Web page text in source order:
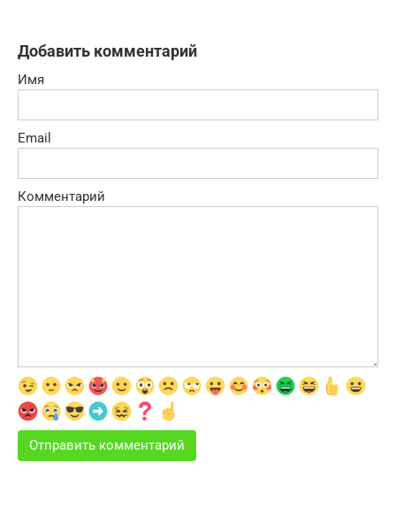
Добавить комментарий
Имя
Email
Комментарий